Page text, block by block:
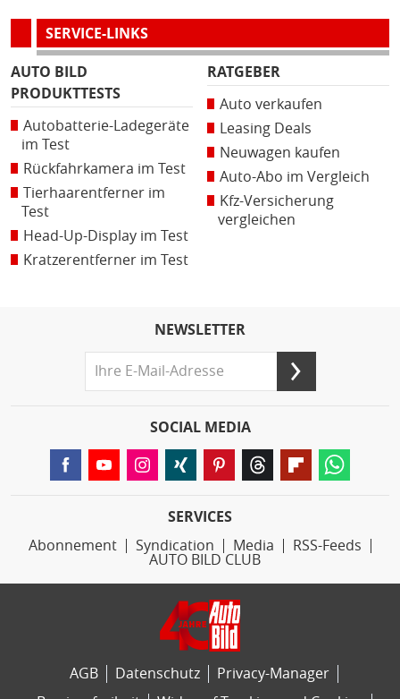
SERVICE-LINKS
AUTO BILD
PRODUKTTESTS
Autobatterie-Ladegeräte
im Test
Rückfahrkamera im Test
Tierhaarentferner im
Test
Head-Up-Display im Test
Kratzerentferner im Test
RATGEBER
Auto verkaufen
Leasing Deals
Neuwagen kaufen
Auto-Abo im Vergleich
Kfz-Versicherung
vergleichen
NEWSLETTER
SOCIAL MEDIA
SERVICES
Abonnement
Syndication Media
RSS-Feeds
AUTO BILD CLUB
AGB Datenschutz
Privacy-Manager